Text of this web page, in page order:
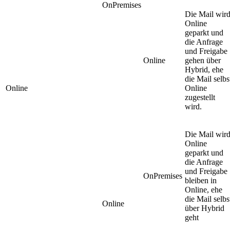
Online
OnPremises
Online
Die Mail wird
Online
geparkt und
die Anfrage
und Freigabe
gehen über
Hybrid, ehe
die Mail
Online
zugestellt
wird.
Online
OnPremises
Die Mail wird
Online
geparkt und
die Anfrage
und Freigabe
bleiben in
Online, ehe
die Mail
über Hybrid
geht